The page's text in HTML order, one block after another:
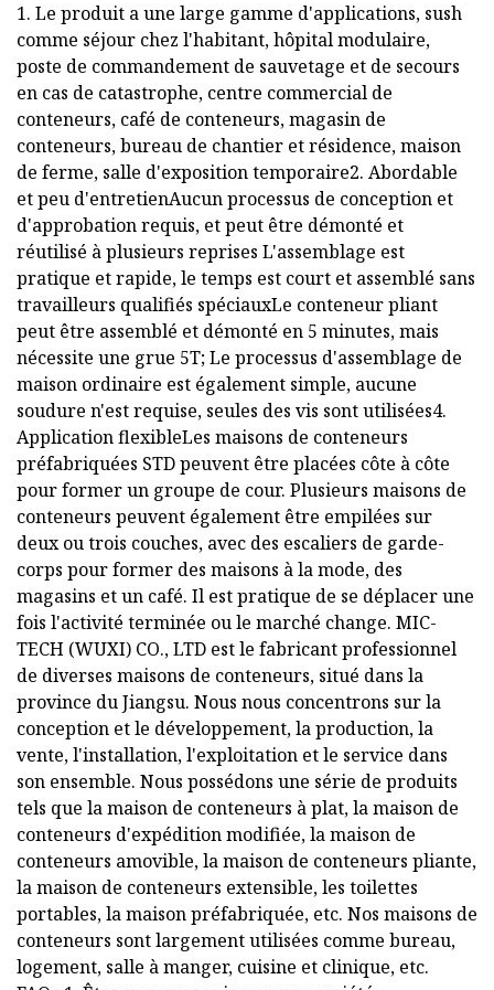
1. Le produit a une large gamme d'applications, sush
comme séjour chez l'habitant, hôpital modulaire,
poste de commandement de sauvetage et de secours
en cas de catastrophe, centre commercial de
conteneurs, café de conteneurs, magasin de
conteneurs, bureau de chantier et résidence, maison
de ferme, salle d'exposition temporaire2. Abordable
et peu d'entretienAucun processus de conception et
d'approbation requis, et peut être démonté et
réutilisé à plusieurs reprises L'assemblage est
pratique et rapide, le temps est court et assemblé sans
travailleurs qualifiés spéciauxLe conteneur pliant
peut être assemblé et démonté en 5 minutes, mais
nécessite une grue 5T; Le processus d'assemblage de
maison ordinaire est également simple, aucune
soudure n'est requise, seules des vis sont utilisées4.
Application flexibleLes maisons de conteneurs
préfabriquées STD peuvent être placées côte à côte
pour former un groupe de cour. Plusieurs maisons de
conteneurs peuvent également être empilées sur
deux ou trois couches, avec des escaliers de garde-
corps pour former des maisons à la mode, des
magasins et un café. Il est pratique de se déplacer une
fois l'activité terminée ou le marché change. MIC-
TECH (WUXI) CO., LTD est le fabricant professionnel
de diverses maisons de conteneurs, situé dans la
province du Jiangsu. Nous nous concentrons sur la
conception et le développement, la production, la
vente, l'installation, l'exploitation et le service dans
son ensemble. Nous possédons une série de produits
tels que la maison de conteneurs à plat, la maison de
conteneurs d'expédition modifiée, la maison de
conteneurs amovible, la maison de conteneurs pliante,
la maison de conteneurs extensible, les toilettes
portables, la maison préfabriquée, etc. Nos maisons de
conteneurs sont largement utilisées comme bureau,
logement, salle à manger, cuisine et clinique, etc.